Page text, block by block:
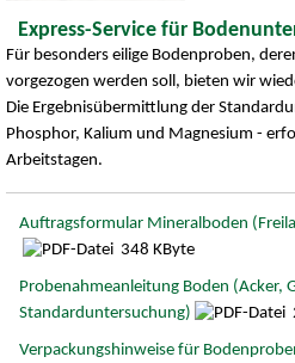
Express-Service für
Für besonders eilige Bodenproben,
vorgezogen werden soll, bieten wir
Die Ergebnisübermittlung der
Phosphor, Kalium und Magnesium -
Arbeitstagen.
Auftragsformular Mineralboden
348 KByte
Probenahmeanleitung Boden (Acker,
Standarduntersuchung)
Verpackungshinweise für